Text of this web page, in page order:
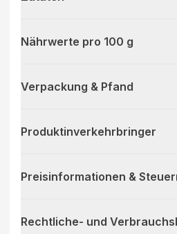
Nährwerte pro 100 g
Verpackung & Pfand
Produktinverkehrbringer
Preisinformationen &
Rechtliche- und